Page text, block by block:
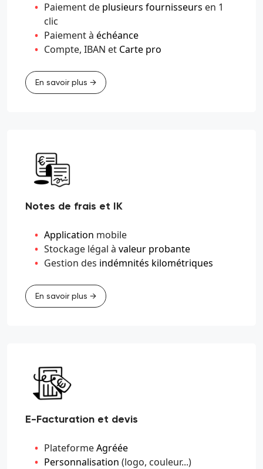
Paiement de plusieurs fournisseurs en 1
clic
Paiement à échéance
Compte, IBAN et Carte pro
En savoir plus →
Notes de frais et IK
Application mobile
Stockage légal à valeur probante
Gestion des indémnités kilométriques
En savoir plus →
E-Facturation et devis
PlateformeAgréée
Personnalisation (logo, couleur...)